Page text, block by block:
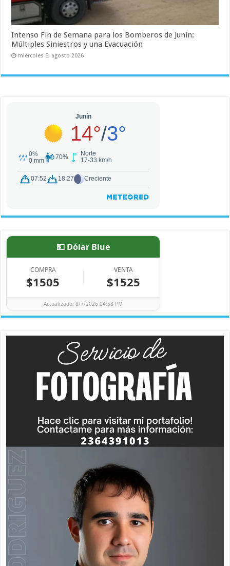
Intenso Fin de Semana para los Bomberos de Junín:
Múltiples Siniestros y una Evacuación
miércoles 5, agosto 2026
💵 Dólar Blue
COMPRA
$1505
VENTA
$1525
Actualizado: 8/7/2026 04:58 PM